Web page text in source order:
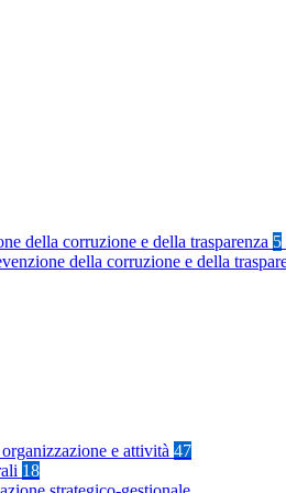
della corruzione e della trasparenza 5
della corruzione e della
e attività 47
18